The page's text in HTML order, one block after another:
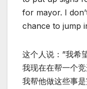
for mayor. I
chance to jump
这个人说：”我希
我现在在帮一个
我帮他做这些事